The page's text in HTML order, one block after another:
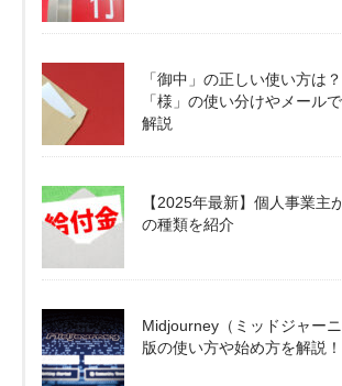
「御中」の正しい使い方は
「様」の使い分けやメール
解説
【2025年最新】個人事業主
の種類を紹介
Midjourney（ミッドジャー
版の使い方や始め方を解説！